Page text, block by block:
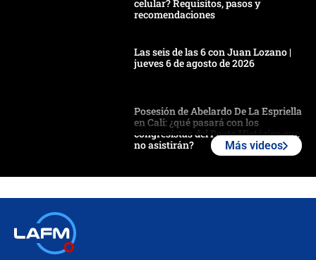
celular? Requisitos, pasos y
recomendaciones
Las seis de las 6 con Juan Lozano |
jueves 6 de agosto de 2026
Posesión de Abelardo De La Espriella
en Cali: ¿qué pasará con los
congresistas del Pacto Histórico que
no asistirán?
Más videos